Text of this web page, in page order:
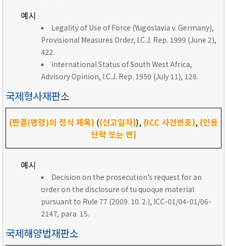
예시
Legality of Use of Force (Yugoslavia v. Germany),
Provisional Measures Order, I.C.J. Rep. 1999 (June 2),
422.
international Status of South West Africa,
Advisory Opinion, I.C.J. Rep. 1950 (July 11), 128.
국제형사재판소
{판결(명령)의 정식 제목} ({선고일자}),{ICC 사건번호},{인용
단락 또는 면}
예시
Decision on the prosecution’s request for an
order on the disclosure of tu quoque material
pursuant to Rule 77 (2009. 10. 2.), ICC-01/04-01/06-
2147, para. 15.
국제해양법재판소